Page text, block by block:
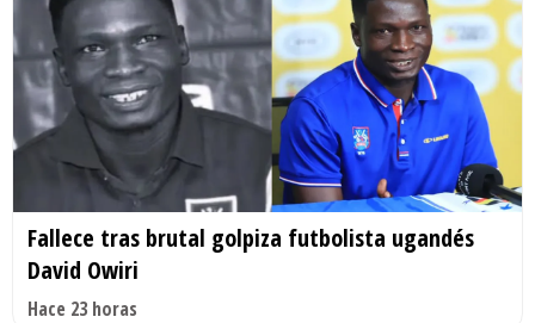
Fallece tras brutal golpiza futbolista ugandés
David Owiri
Hace 23 horas